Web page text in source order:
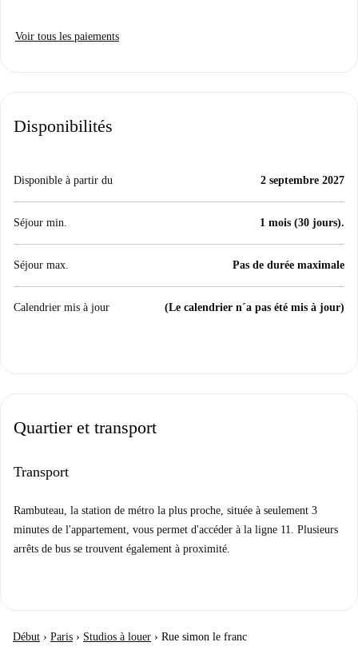
Voir tous les paiements
Disponibilités
Disponible à partir du 2 septembre 2027
Séjour min. 1 mois (30 jours).
Séjour max. Pas de durée maximale
Calendrier mis à jour (Le calendrier n´a pas été mis à jour)
Quartier et transport
Transport
Rambuteau, la station de métro la plus proche, située à seulement 3
minutes de l'appartement, vous permet d'accéder à la ligne 11. Plusieurs
arrêts de bus se trouvent également à proximité.
Début › Paris › Studios à louer › Rue simon le franc